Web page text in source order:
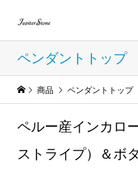
ペンダントトップ
商品 ペンダントトップ
ペルー産インカロ
ストライプ）＆ボ